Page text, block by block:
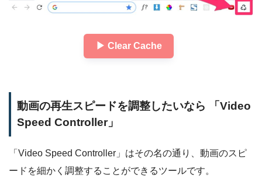
▶︎ Clear Cache
動画の再生スピードを調整したいなら 「Video
Speed Controller」
「Video Speed Controller」はその名の通り、動画のスピ
ードを細かく調整することができるツールです。